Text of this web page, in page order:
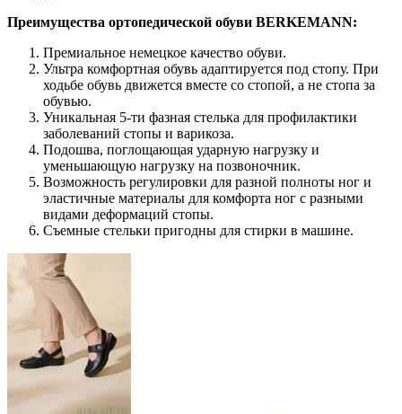
Преимущества ортопедической обуви BERKEMANN:
Премиальное немецкое качество обуви.
Ультра комфортная обувь адаптируется под стопу. При
ходьбе обувь движется вместе со стопой, а не стопа за
обувью.
Уникальная 5-ти фазная стелька для профилактики
заболеваний стопы и варикоза.
Подошва, поглощающая ударную нагрузку и
уменьшающую нагрузку на позвоночник.
Возможность регулировки для разной полноты ног и
эластичные материалы для комфорта ног с разными
видами деформаций стопы.
Съемные стельки пригодны для стирки в машине.